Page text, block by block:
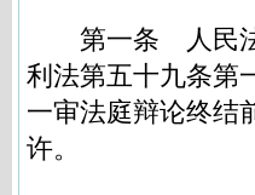
第一条 人民
利法第五十九条第
一审法庭辩论终结
许。